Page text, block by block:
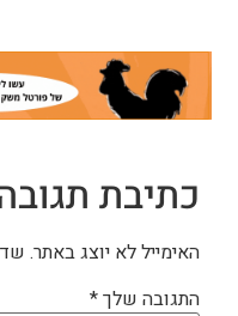
כתיבת
האימייל לא יוצג באתר.
התגובה שלך*